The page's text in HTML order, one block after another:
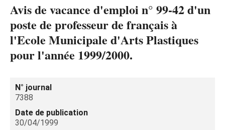
Avis de vacance d'emploi n° 99-42 d'un
poste de professeur de français à
l'Ecole Municipale d'Arts Plastiques
pour l'année 1999/2000.
N° journal
7388
Date de publication
30/04/1999